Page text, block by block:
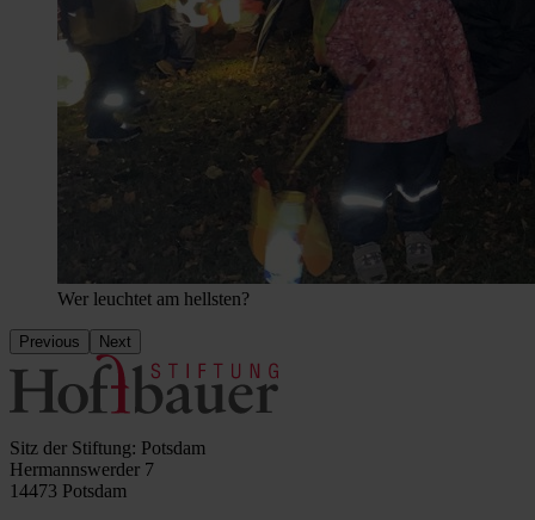
Wer leuchtet am hellsten?
Previous Next
Sitz der Stiftung: Potsdam
Hermannswerder 7
14473 Potsdam